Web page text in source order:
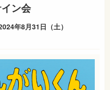
ン会
年8月31日（土）